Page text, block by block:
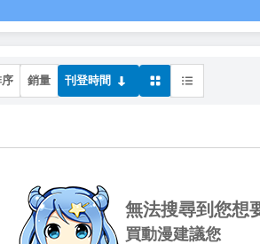
銷量 刊登時間
無法搜尋到您想
買動漫建議您